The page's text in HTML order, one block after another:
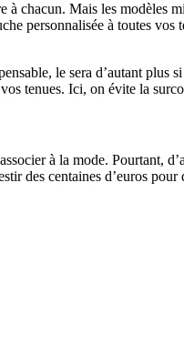
à chacun. Mais les modèles
personnalisée à toutes
le sera d’autant
tenues. Ici, on évite la
à la mode. Pourtant,
des centaines d’euros